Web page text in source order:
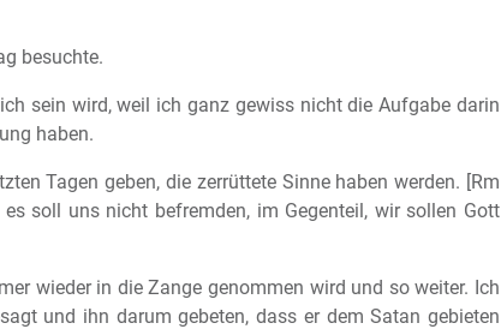
besuchte.
sein wird, weil ich ganz gewiss nicht die Aufgabe darin
haben.
Tagen geben, die zerrüttete Sinne haben werden. [Rm
soll uns nicht befremden, im Gegenteil, wir sollen Gott
wieder in die Zange genommen wird und so weiter. Ich
und ihn darum gebeten, dass er dem Satan gebieten